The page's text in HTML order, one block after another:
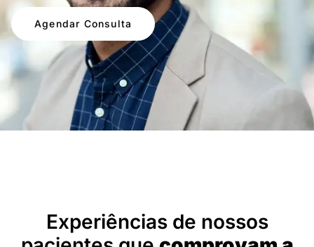
Agendar Consulta
Experiências de nossos